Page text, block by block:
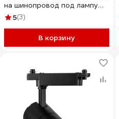
на шинопровод под лампу
GU10, белый, 51211
5(3)
В корзину